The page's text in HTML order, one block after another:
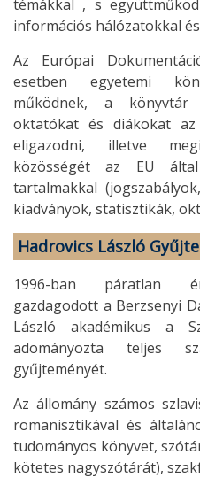
témákkal , s
információs hálózatokkal
Az Európai
esetben egyetemi
működnek, a
oktatókat és diákokat
eligazodni, illetve
közösségét az EU
tartalmakkal
kiadványok, statisztikák,
Hadrovics László
1996-ban páratlan
gazdagodott a Berzsenyi
László akadémikus a
adományozta teljes
gyűjteményét.
Az állomány számos
romanisztikával és
tudományos könyvet,
kötetes nagyszótárát),